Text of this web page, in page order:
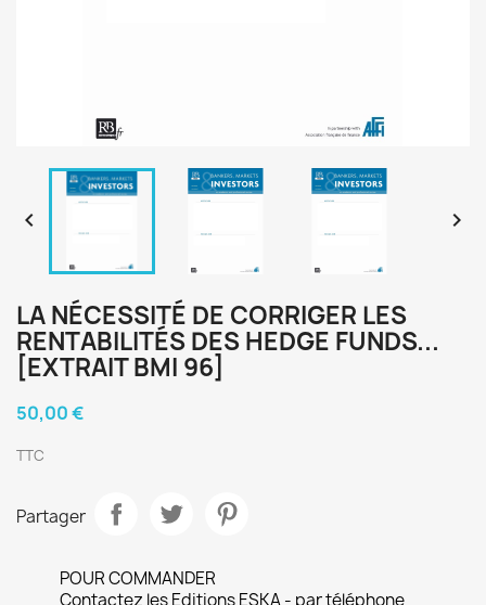
 
LA NÉCESSITÉ DE CORRIGER LES
RENTABILITÉS DES HEDGE FUNDS...
[EXTRAIT BMI 96]
50,00 €
TTC
Partager
POUR COMMANDER
Contactez les Editions ESKA - par téléphone